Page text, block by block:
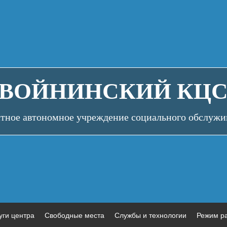
автономное учреждение социального
центра Свободные места Службы и технологии Режим